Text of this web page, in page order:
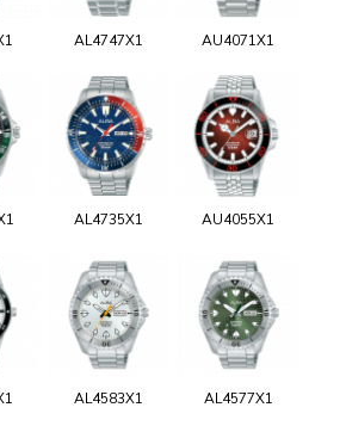
AL4747X1 AU4071X1
AL4735X1 AU4055X1
AL4583X1 AL4577X1